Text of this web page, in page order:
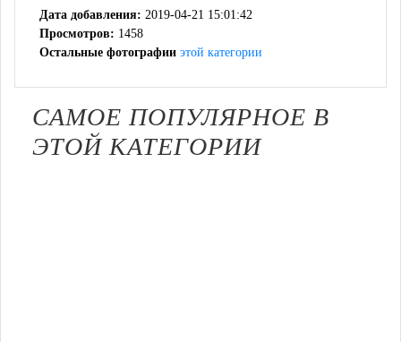
Дата добавления: 2019-04-21 15:01:42
Просмотров: 1458
Остальные фотографии этой категории
САМОЕ ПОПУЛЯРНОЕ В
ЭТОЙ КАТЕГОРИИ